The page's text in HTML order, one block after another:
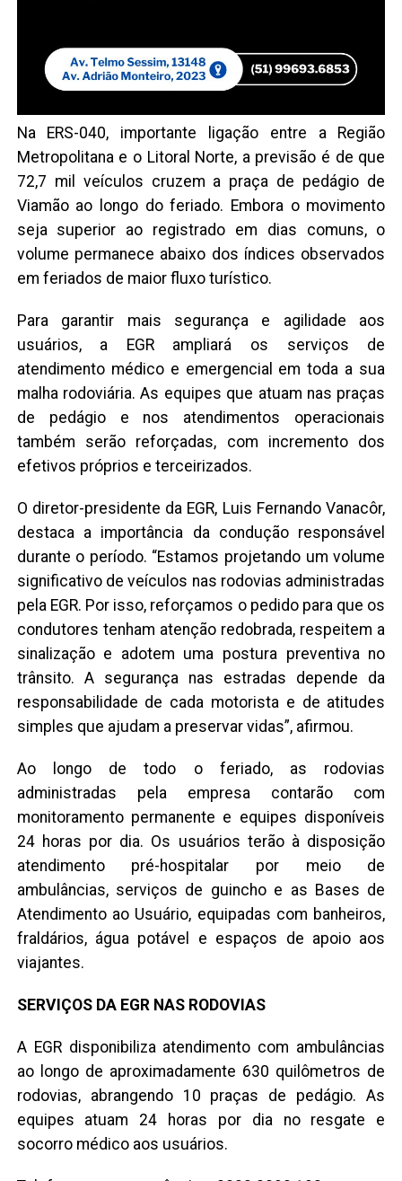
Na ERS-040, importante ligação entre a Região
Metropolitana e o Litoral Norte, a previsão é de que
72,7 mil veículos cruzem a praça de pedágio de
Viamão ao longo do feriado. Embora o movimento
seja superior ao registrado em dias comuns, o
volume permanece abaixo dos índices observados
em feriados de maior fluxo turístico.
Para garantir mais segurança e agilidade aos
usuários, a EGR ampliará os serviços de
atendimento médico e emergencial em toda a sua
malha rodoviária. As equipes que atuam nas praças
de pedágio e nos atendimentos operacionais
também serão reforçadas, com incremento dos
efetivos próprios e terceirizados.
O diretor-presidente da EGR, Luis Fernando Vanacôr,
destaca a importância da condução responsável
durante o período. “Estamos projetando um volume
significativo de veículos nas rodovias administradas
pela EGR. Por isso, reforçamos o pedido para que os
condutores tenham atenção redobrada, respeitem a
sinalização e adotem uma postura preventiva no
trânsito. A segurança nas estradas depende da
responsabilidade de cada motorista e de atitudes
simples que ajudam a preservar vidas”, afirmou.
Ao longo de todo o feriado, as rodovias
administradas pela empresa contarão com
monitoramento permanente e equipes disponíveis
24 horas por dia. Os usuários terão à disposição
atendimento pré-hospitalar por meio de
ambulâncias, serviços de guincho e as Bases de
Atendimento ao Usuário, equipadas com banheiros,
fraldários, água potável e espaços de apoio aos
viajantes.
SERVIÇOS DA EGR NAS RODOVIAS
A EGR disponibiliza atendimento com ambulâncias
ao longo de aproximadamente 630 quilômetros de
rodovias, abrangendo 10 praças de pedágio. As
equipes atuam 24 horas por dia no resgate e
socorro médico aos usuários.